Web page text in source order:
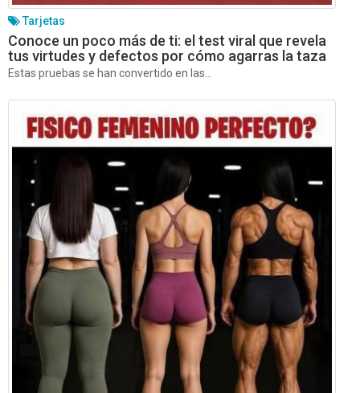
Tarjetas
Conoce un poco más de ti: el test viral que revela
tus virtudes y defectos por cómo agarras la taza
Estas pruebas se han convertido en las...